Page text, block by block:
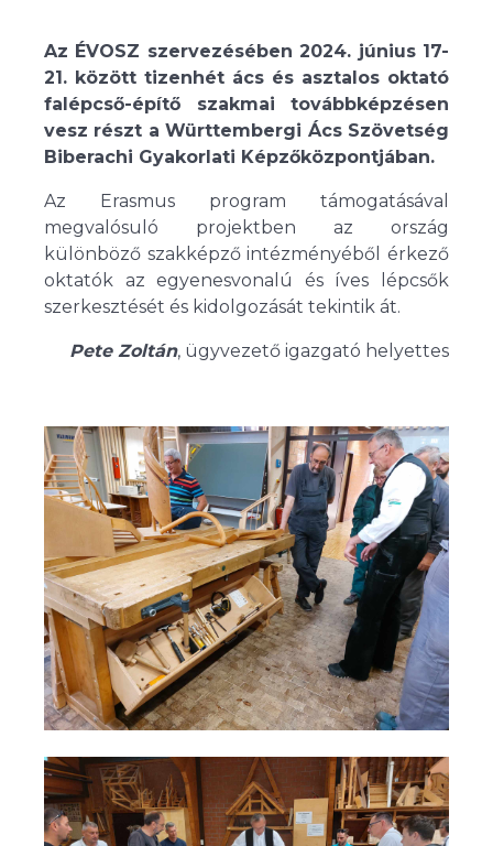
Az ÉVOSZ szervezésében 2024. június 17-
21. között tizenhét ács és asztalos oktató
falépcső-építő szakmai továbbképzésen
vesz részt a Württembergi Ács Szövetség
Biberachi Gyakorlati Képzőközpontjában.
Az Erasmus program támogatásával
megvalósuló projektben az ország
különböző szakképző intézményéből érkező
oktatók az egyenesvonalú és íves lépcsők
szerkesztését és kidolgozását tekintik át.
Pete Zoltán, ügyvezető igazgató helyettes